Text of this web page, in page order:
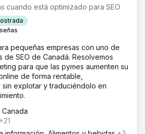
cuando está optimizado para SEO
pequeñas empresas con uno de
de SEO de Canadá. Resolvemos
para que las pymes aumenten su
de forma rentable,
explotar y traduciéndolo en
+21